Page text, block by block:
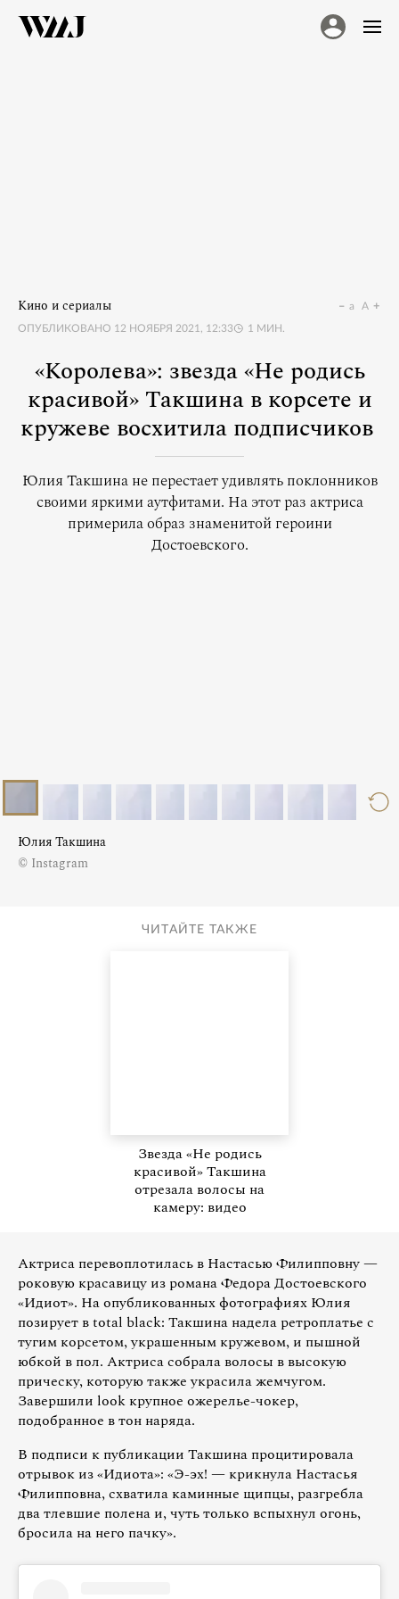
Кино и сериалы
ОПУБЛИКОВАНО 12 НОЯБРЯ 2021, 12:33 1 МИН.
a A
«Королева»: звезда «Не родись
красивой» Такшина в корсете и
кружеве восхитила подписчиков
Юлия Такшина не перестает удивлять поклонников
своими яркими аутфитами. На этот раз актриса
примерила образ знаменитой героини
Достоевского.
Юлия Такшина
© Instagram
ЧИТАЙТЕ ТАКЖЕ
Звезда «Не родись
красивой» Такшина
отрезала волосы на
камеру: видео
Актриса перевоплотилась в Настасью Филипповну —
роковую красавицу из романа Федора Достоевского
«Идиот». На опубликованных фотографиях Юлия
позирует в total black: Такшина надела ретроплатье с
тугим корсетом, украшенным кружевом, и пышной
юбкой в пол. Актриса собрала волосы в высокую
прическу, которую также украсила жемчугом.
Завершили look крупное ожерелье-чокер,
подобранное в тон наряда.
В подписи к публикации Такшина процитировала
отрывок из «Идиота»: «Э-эх! — крикнула Настасья
Филипповна, схватила каминные щипцы, разгребла
два тлевшие полена и, чуть только вспыхнул огонь,
бросила на него пачку».